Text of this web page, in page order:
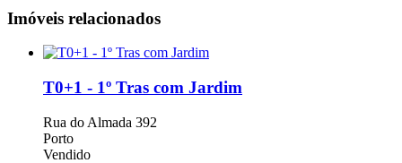
Imóveis relacionados
T0+1 - 1º Tras com Jardim
Rua do Almada 392
Porto
Vendido